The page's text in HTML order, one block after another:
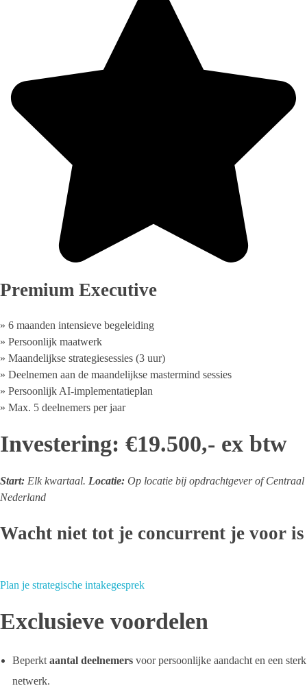
Premium Executive
» 6 maanden intensieve begeleiding
» Persoonlijk maatwerk
» Maandelijkse strategiesessies (3 uur)
» Deelnemen aan de maandelijkse mastermind sessies
» Persoonlijk AI-implementatieplan
» Max. 5 deelnemers per jaar
Investering: €19.500,- ex btw
Start: Elk kwartaal. Locatie: Op locatie bij opdrachtgever of Centraal
Nederland
Wacht niet tot je concurrent je voor is
Plan je strategische intakegesprek
Exclusieve voordelen
Beperktaantal deelnemersvoor persoonlijke aandacht en een sterk
netwerk.